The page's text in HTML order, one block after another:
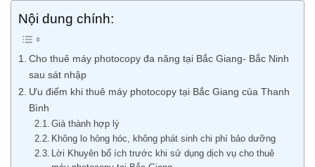
Nội dung chính:
Cho thuê máy photocopy đa năng tại Bắc Giang- Bắc Ninh
sau sát nhập
Ưu điểm khi thuê máy photocopy tại Bắc Giang của Thanh
Bình
Giá thành hợp lý
Không lo hỏng hóc, không phát sinh chi phí bảo dưỡng
Lời Khuyên bổ ích trước khi sử dụng dịch vụ cho thuê